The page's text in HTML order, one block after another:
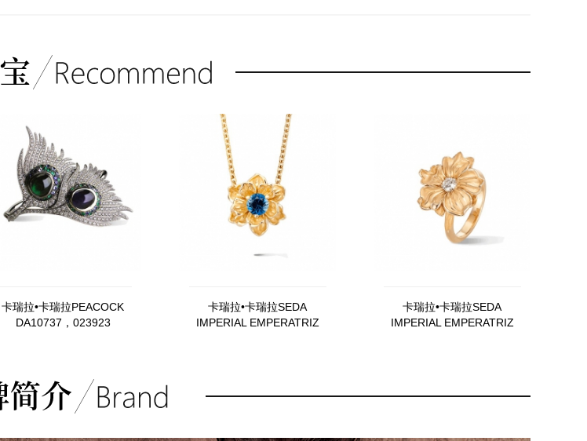
卡瑞拉•卡瑞拉PEACOCK
DA10737，023923
卡瑞拉•卡瑞拉SEDA
IMPERIAL EMPERATRIZ
卡瑞拉•卡瑞拉SEDA
IMPERIAL EMPERATRIZ